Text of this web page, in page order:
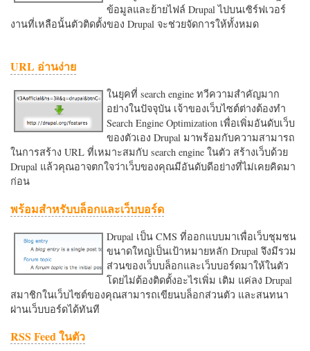
ข้อมูลและย้ายไฟล์ Drupal ไปบนเซิร์ฟเวอร์
งานที่เหลือนั้นตัวติดตั้งของ Drupal จะช่วยจัดการให้ทั้งหมด
URL อ่านง่าย
ในยุคที่ search engine ทวีความสำคัญมาก
อย่างในปัจจุบัน เจ้าของเว็บไซต์ต่างต้องทำ
Search Engine Optimization เพื่อเพิ่มอันดับเว็บ
ของตัวเอง Drupal มาพร้อมกับความสามารถ
ในการสร้าง URL ที่เหมาะสมกับ search engine ในตัว สร้างเว็บด้วย
Drupal แล้วคุณอาจตกใจว่าเว็บของคุณมีอันดับดีอย่างที่ไม่เคยคิดมา
ก่อน
พร้อมสำหรับบล็อกและเว็บบอร์ด
Drupal เป็น CMS ที่ออกแบบมาเพื่อเว็บชุมชน
ขนาดใหญ่เป็นเป้าหมายหลัก Drupal จึงมีรวม
ส่วนของเว็บบล็อกและเว็บบอร์ดมาให้ในตัว
โดยไม่ต้องติดตั้งอะไรเพิ่ม เติม แค่ลง Drupal
สมาชิกในเว็บไซต์ของคุณสามารถเขียนบล็อกส่วนตัว และสนทนา
ผ่านเว็บบอร์ดได้ทันที
RSS Feed ในตัว